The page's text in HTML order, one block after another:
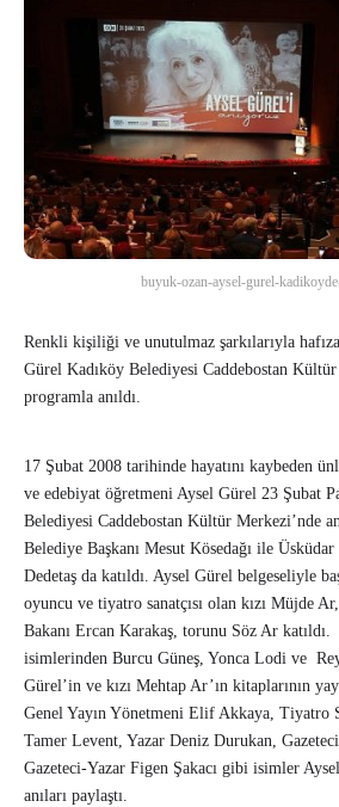
buyuk-ozan-aysel-gurel-
Renkli kişiliği ve unutulmaz şarkılarıyla
Gürel Kadıköy Belediyesi Caddebostan
programla anıldı.
17 Şubat 2008 tarihinde hayatını kaybeden
ve edebiyat öğretmeni Aysel Gürel 23 Şubat
Belediyesi Caddebostan Kültür Merkezi’nde
Belediye Başkanı Mesut Kösedağı ile
Dedetaş da katıldı. Aysel Gürel belgeseliyle
oyuncu ve tiyatro sanatçısı olan kızı Müjde
Bakanı Ercan Karakaş, torunu Söz Ar
isimlerinden Burcu Güneş, Yonca Lodi ve
Gürel’in ve kızı Mehtap Ar’ın kitaplarının
Genel Yayın Yönetmeni Elif Akkaya, Tiyatro
Tamer Levent, Yazar Deniz Durukan,
Gazeteci-Yazar Figen Şakacı gibi isimler
anıları paylaştı.